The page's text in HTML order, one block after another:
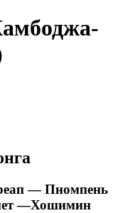
— Пномпень
—Хошимин